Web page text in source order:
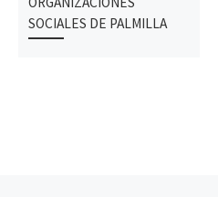
SOCIALES DE PALMILLA